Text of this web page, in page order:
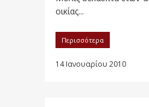
οικίας...
Περισσότερα
14 Ιανουαρίου 2010